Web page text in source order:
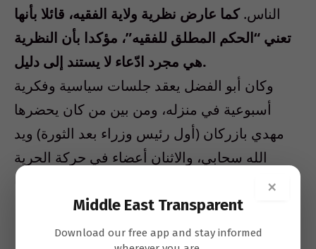
الناس.كما عارض نظرية ولاية الفقيه، قائلا بأنها
تعني “الحكم المطلق للفقيه”، مؤكدا بأن النظرية
هي مجرد ادّعاء لا يستند إلى دليل.
وكان أبو الفضل يعقد جلسات سياسية وفكرية
أسبوعية في منزله، ومن بين من كان يحضرها
مهدي بازركان (أول رئيس وزراء بعد الثورة) ويد
الله سحابي، والاثنان أعضاء في حركة الحرية
×
Middle East Transparent
Download our free app and stay informed